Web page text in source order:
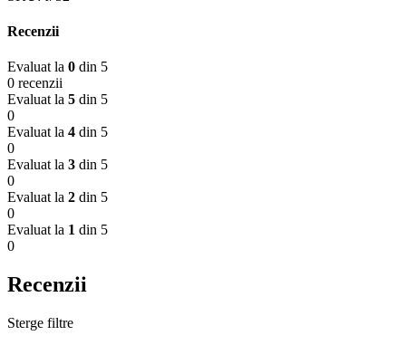
Recenzii
Evaluat la 0 din 5
0 recenzii
Evaluat la 5 din 5
0
Evaluat la 4 din 5
0
Evaluat la 3 din 5
0
Evaluat la 2 din 5
0
Evaluat la 1 din 5
0
Recenzii
Sterge filtre